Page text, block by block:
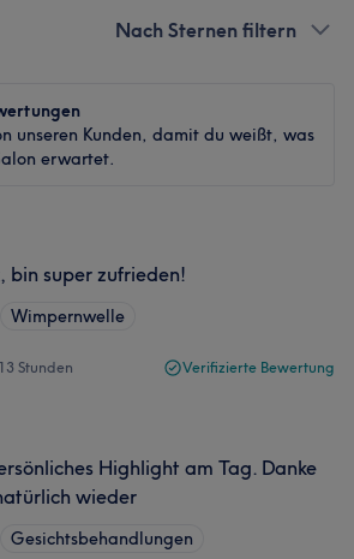
Nach Sternen filtern
unseren Kunden, damit du weißt, was
erwartet.
bin super zufrieden!
Wimpernwelle
Stunden Verifizierte Bewertung
Highlight am Tag. Danke
wieder
Gesichtsbehandlungen